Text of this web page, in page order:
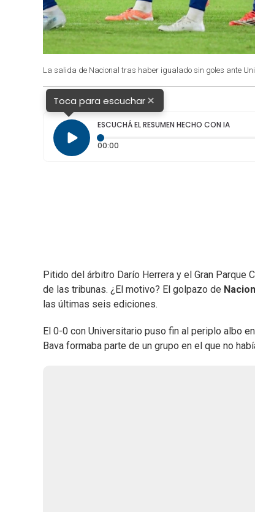
La salida de Nacional tras haber igualado sin goles ante
Toca para escuchar×
ESCUCHÁ EL RESUMEN HECHO CON IA
00:00
Pitido del árbitro Darío Herrera y el Gran Parque
de las tribunas. ¿El motivo? El golpazo de
las últimas seis ediciones.
El 0-0 con Universitario puso fin al periplo albo
Bava formaba parte de un grupo en el que no